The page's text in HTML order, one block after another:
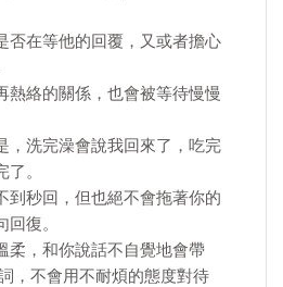
否在等他的回覆，又或者擔心
熱絡的關係，也會被等待慢慢
，洗完澡會說我回來了，吃完
。
到秒回，但也絕不會拖著你的
復。
柔，和你說話不自覺地會帶
，不會用不耐煩的態度對待